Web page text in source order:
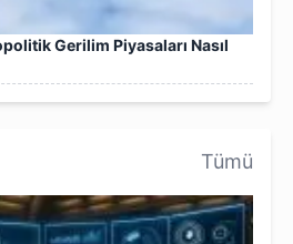
Gerilim Piyasaları Nasıl
Tümü